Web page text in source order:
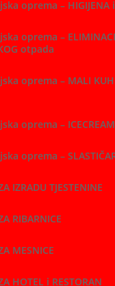
oprema – HIGIJENA i
oprema –
otpada
oprema – MALI
oprema – ICECREAM
oprema –
IZRADU TJESTENINE
RIBARNICE
MESNICE
HOTEL i RESTORAN